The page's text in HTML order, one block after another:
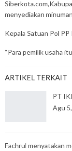
menyediakan
Kepala Satuan Pol
“Para pemilik usaha
ARTIKEL TERKAIT
PT
Agu
Fachrul menyatakan